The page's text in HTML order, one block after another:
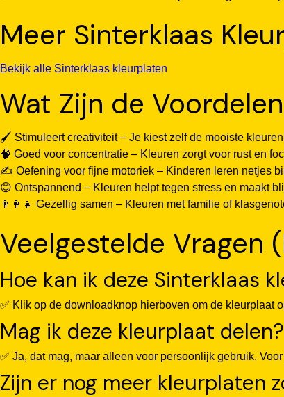
Meer Sinterklaas
Bekijk alle Sinterklaas kleurplaten
Wat Zijn de
🖌️ Stimuleert creativiteit – Je kiest zelf de mooiste
🧠 Goed voor concentratie – Kleuren zorgt voor rust en
✍️ Oefening voor fijne motoriek – Kinderen leren netjes
😊 Ontspannend – Kleuren helpt tegen stress en maakt
👨‍👩‍👧 Gezellig samen – Kleuren met familie of
Veelgestelde Vragen
Hoe kan ik deze Sinterklaas
✅ Klik op de downloadknop hierboven om de kleurplaat
Mag ik deze kleurplaat delen?
✅ Ja, dat mag, maar alleen voor persoonlijk gebruik.
Zijn er nog meer kleurplaten